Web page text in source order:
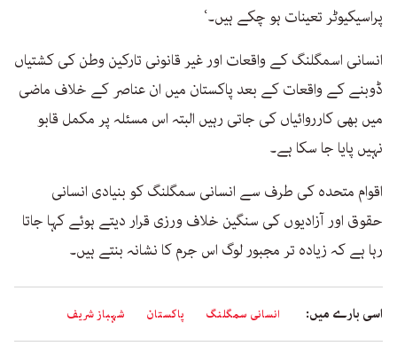
پراسیکیوٹر تعینات ہو چکے ہیں۔‘
انسانی اسمگلنگ کے واقعات اور غیر قانونی تارکین وطن کی کشتیاں
ڈوبنے کے واقعات کے بعد پاکستان میں ان عناصر کے خلاف ماضی
میں بھی کارروائیاں کی جاتی رہیں البتہ اس مسئلہ پر مکمل قابو
نہیں پایا جا سکا ہے۔
اقوام متحدہ کی طرف سے انسانی سمگلنگ کو بنیادی انسانی
حقوق اور آزادیوں کی سنگین خلاف ورزی قرار دیتے ہوئے کہا جاتا
رہا ہے کہ زیادہ تر مجبور لوگ اس جرم کا نشانہ بنتے ہیں۔
اسی بارے میں: انسانی سمگلنگ پاکستان شہباز شریف